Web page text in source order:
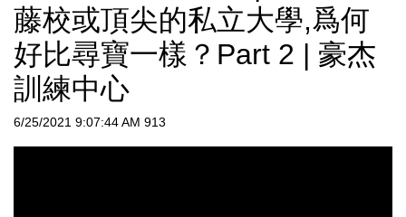
藤校或頂尖的私立大學,爲何
好比尋寶一樣？Part 2 | 豪杰
訓練中心
6/25/2021 9:07:44 AM 913